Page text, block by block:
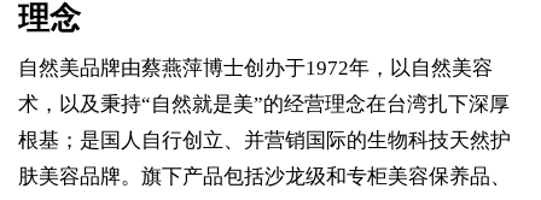
理念
自然美品牌由蔡燕萍博士创办于1972年，以自然美容
术，以及秉持“自然就是美”的经营理念在台湾扎下深厚
根基；是国人自行创立、并营销国际的生物科技天然护
肤美容品牌。旗下产品包括沙龙级和专柜美容保养品、